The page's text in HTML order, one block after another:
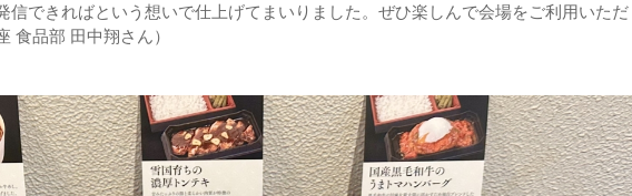
信できればという想いで仕上げてまいりました。ぜひ楽しんで会場をご利用いただ
食品部 田中翔さん）